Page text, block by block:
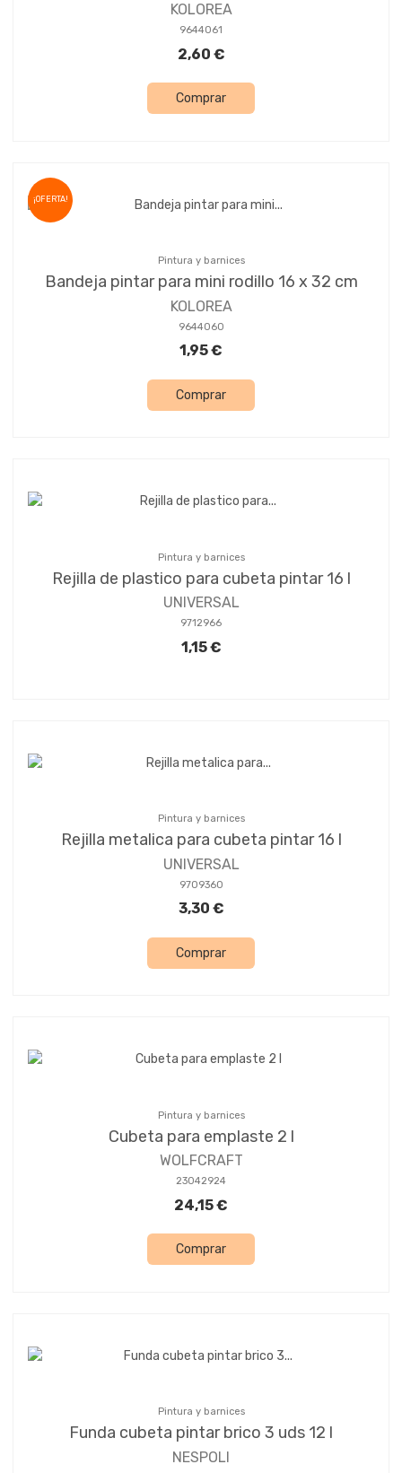
KOLOREA
9644061
2,60 €
Comprar
¡OFERTA!
Pintura y barnices
Bandeja pintar para mini rodillo 16 x 32 cm
KOLOREA
9644060
1,95 €
Comprar
Pintura y barnices
Rejilla de plastico para cubeta pintar 16 l
UNIVERSAL
9712966
1,15 €
Pintura y barnices
Rejilla metalica para cubeta pintar 16 l
UNIVERSAL
9709360
3,30 €
Comprar
Pintura y barnices
Cubeta para emplaste 2 l
WOLFCRAFT
23042924
24,15 €
Comprar
Pintura y barnices
Funda cubeta pintar brico 3 uds 12 l
NESPOLI